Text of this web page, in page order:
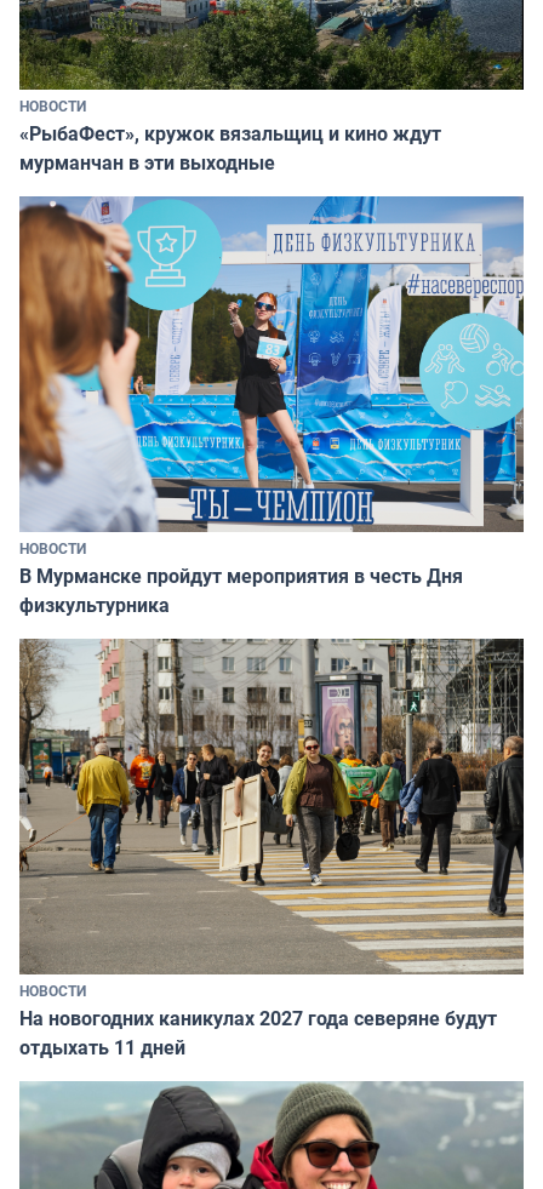
НОВОСТИ
«РыбаФест», кружок вязальщиц и кино ждут
мурманчан в эти выходные
НОВОСТИ
В Мурманске пройдут мероприятия в честь Дня
физкультурника
НОВОСТИ
На новогодних каникулах 2027 года северяне будут
отдыхать 11 дней